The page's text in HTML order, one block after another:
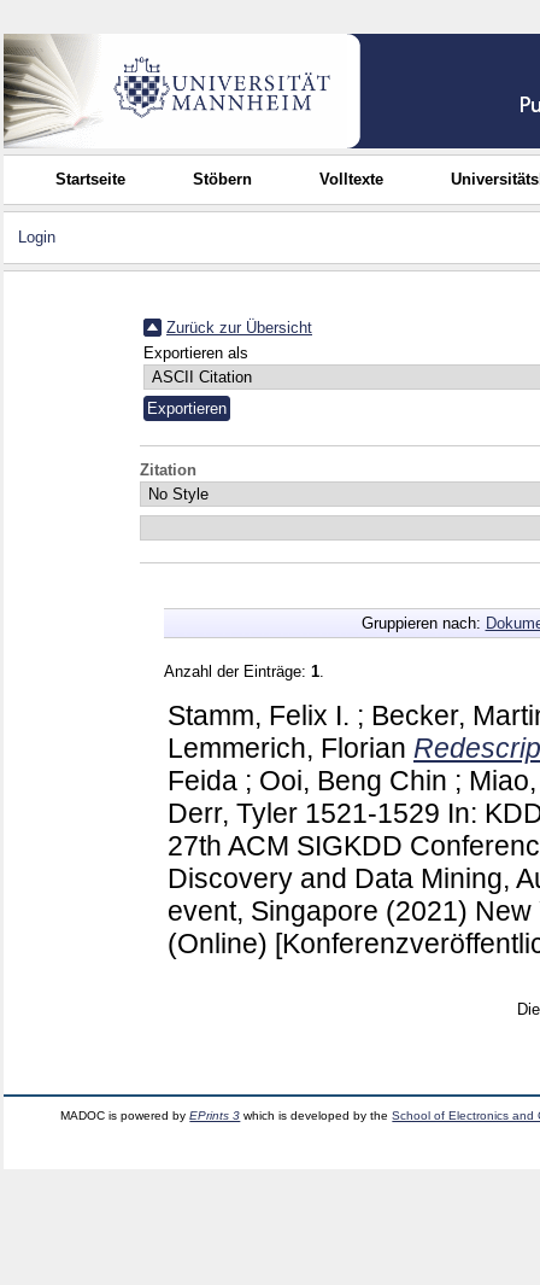
Startseite Stöbern Volltexte
Login
Zurück zur Übersicht
Exportieren als
Zitation
Gruppieren nach:
Anzahl der Einträge: 1
Stamm, Felix I. ; Becker,
Lemmerich, Florian
Feida ; Ooi, Beng Chin ;
Derr, Tyler 1521-1529 In:
27th ACM SIGKDD
Discovery and Data Mining,
event, Singapore (2021)
(Online)
MADOC is powered byEPrints 3 which is developed by theSchool of Electronics and